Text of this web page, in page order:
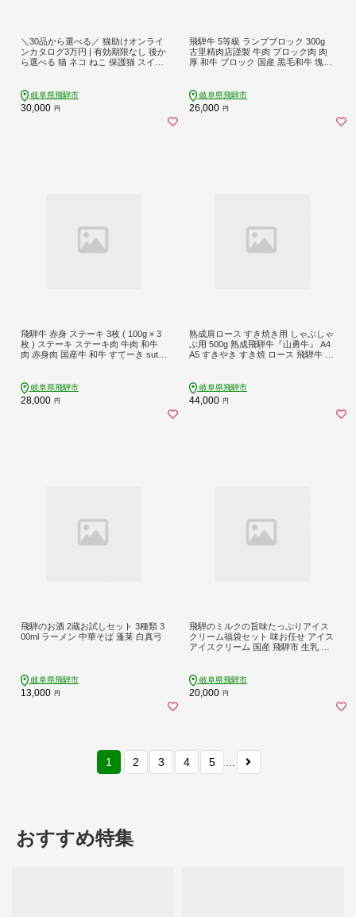
＼30品から選べる／ 猫助けオンライ
ンカタログ3万円 | 有効期限なし 後か
ら選べる 猫 ネコ ねこ 保護猫 スイー
ラーメン 日本酒 乳製品 コーヒー
岐阜県飛騨市
30,000 円
飛騨牛 5等級 ランプブロック 300g
古里精肉店謹製 牛肉 ブロック肉 肉
厚 和牛 ブロック 国産 黒毛和牛 塊肉
ー キャンプ BBQ アウトドア ロース
トビーフ 飛騨市 岐阜県
岐阜県飛騨市
26,000 円
飛騨牛 赤身 ステーキ 3枚 ( 100g × 3
枚 ) ステーキ ステーキ肉 牛肉 和牛
肉 赤身肉 国産牛 和牛 すてーき sute-
赤身 国産 冷凍発送
岐阜県飛騨市
28,000 円
熟成肩ロース すき焼き用 しゃぶしゃ
ぶ用 500g 熟成飛騨牛『山勇牛』 A4
A5 すきやき すき焼 ロース 飛騨牛 熟
岐阜県飛騨市
44,000 円
飛騨のお酒 2蔵お試しセット 3種類 3
00ml ラーメン 中華そば 蓬莱 白真弓
岐阜県飛騨市
13,000 円
飛騨のミルクの旨味たっぷりアイス
クリーム福袋セット 味お任せ アイス
アイスクリーム 国産 飛騨市 生乳 人
岐阜県飛騨市
20,000 円
1 2 3 4 5
おすすめ特集